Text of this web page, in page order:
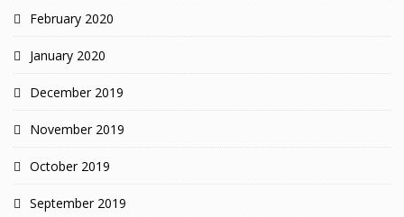
February 2020
January 2020
December 2019
November 2019
October 2019
September 2019